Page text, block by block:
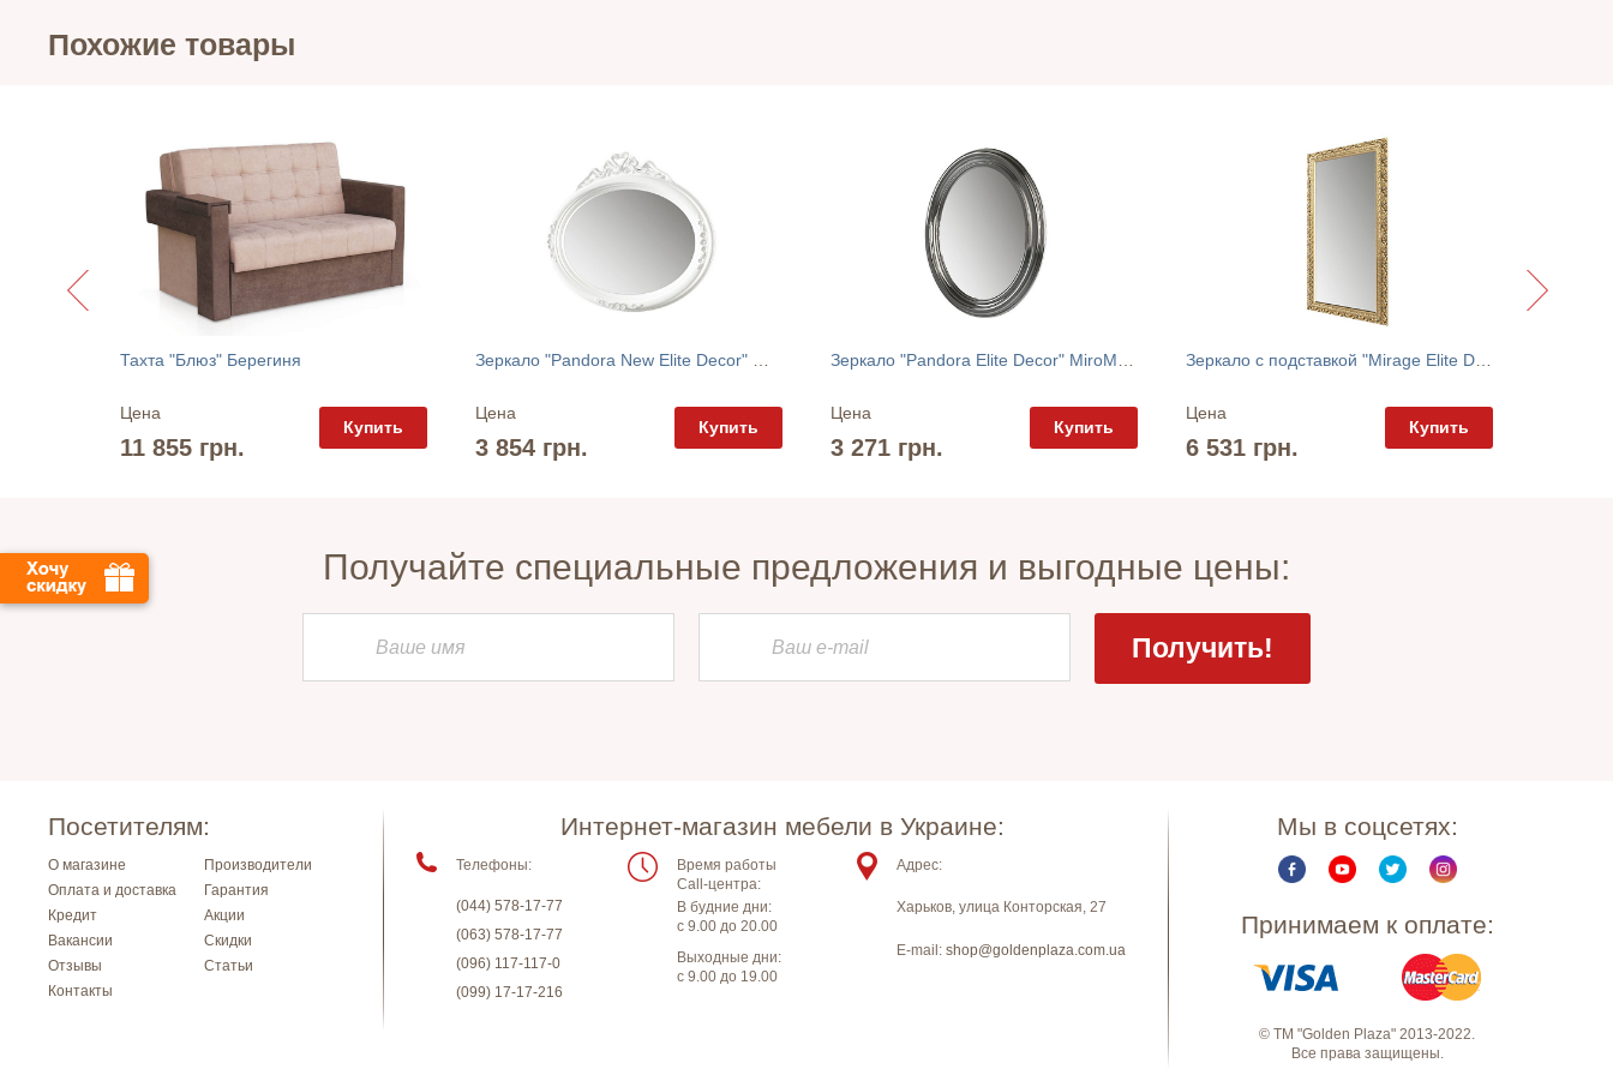
Похожие товары
Тахта "Блюз" Берегиня
Цена
11 855 грн.
Купить
Зеркало "Pandora New Elite Decor" MiroMark
Цена
3 854 грн.
Купить
Зеркало "Pandora Elite Decor" MiroMark
Цена
3 271 грн.
Купить
Зеркало с подставкой "Mirage Elite Decor" MiroMark
Цена
6 531 грн.
Купить
Получайте специальные предложения и выгодные цены:
Посетителям:
О магазине
Производители
Оплата и доставка
Гарантия
Кредит
Акции
Вакансии
Скидки
Отзывы
Статьи
Контакты
Интернет-магазин мебели в Украине:
Телефоны:
(044) 578-17-77
(063) 578-17-77
(096) 117-117-0
(099) 17-17-216
Время работы
Call-центра:
В будние дни:
с 9.00 до 20.00
Выходные дни:
с 9.00 до 19.00
Адрес:
Харьков,улица Конторская, 27
E-mail:shop@goldenplaza.com.ua
Мы в соцсетях:
Принимаем к оплате:
© ТМ "Golden Plaza" 2013-2022.
Все права защищены.